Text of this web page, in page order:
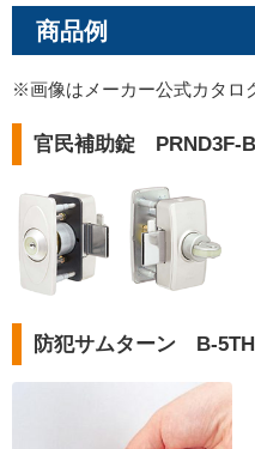
商品例
※画像はメーカー公式カタロ
官民補助錠 PRND3F-
防犯サムターン B-5TH